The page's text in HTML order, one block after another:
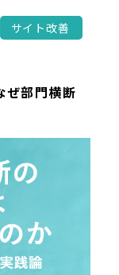
サイト改善
ぜ部門横断